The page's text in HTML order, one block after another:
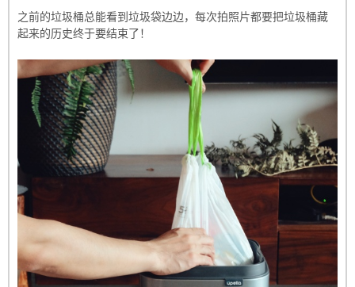
之前的垃圾桶总能看到垃圾袋边边，每次拍照片都要把垃圾桶藏
起来的历史终于要结束了！